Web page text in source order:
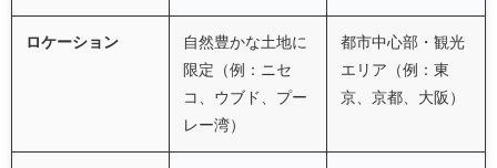
ロケーション
自然豊かな土地に
限定（例：ニセ
コ、ウブド、プー
レー湾）
都市中心部・観光
エリア（例：東
京、京都、大阪）